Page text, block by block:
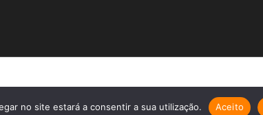
no site estará a consentir a sua utilização. Aceito